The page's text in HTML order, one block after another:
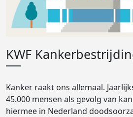
KWF
Kanker raakt ons allemaal.
45.000 mensen als gevolg van
hiermee in Nederland